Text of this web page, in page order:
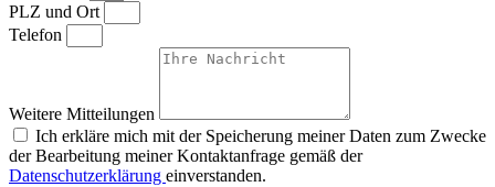
PLZ und Ort
Telefon
Weitere Mitteilungen
Ich erkläre mich mit der Speicherung meiner Daten zum Zwecke
der Bearbeitung meiner Kontaktanfrage gemäß der
Datenschutzerklärung einverstanden.